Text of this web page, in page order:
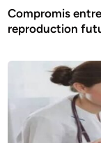
Compromis
reproduction